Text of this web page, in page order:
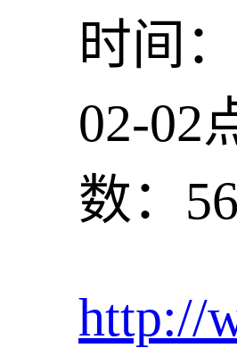
时间
02-02
数：
http://